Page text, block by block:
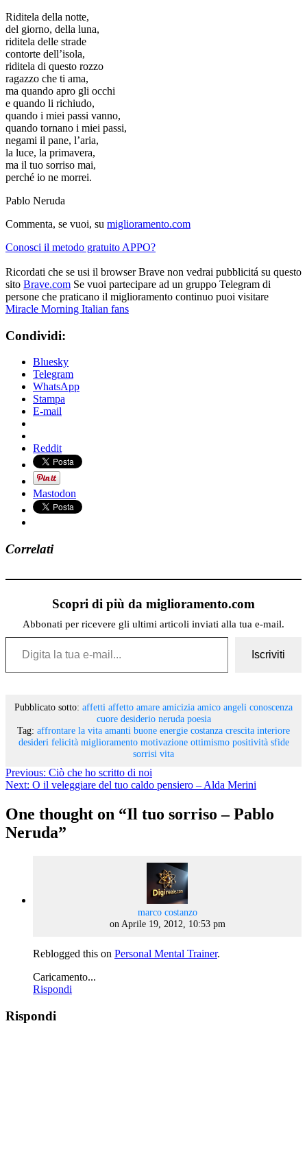
Riditela della notte,
del giorno, della luna,
riditela delle strade
contorte dell’isola,
riditela di questo rozzo
ragazzo che ti ama,
ma quando apro gli occhi
e quando li richiudo,
quando i miei passi vanno,
quando tornano i miei passi,
negami il pane, l’aria,
la luce, la primavera,
ma il tuo sorriso mai,
perché io ne morrei.
Pablo Neruda
Commenta, se vuoi, su miglioramento.com
Conosci il metodo gratuito APPO?
Ricordati che se usi il browser Brave non vedrai pubblicitá su questo
sito Brave.com Se vuoi partecipare ad un gruppo Telegram di
persone che praticano il miglioramento continuo puoi visitare
Miracle Morning Italian fans
Condividi:
Bluesky
Telegram
WhatsApp
Stampa
E-mail
Reddit
Mastodon
Correlati
Scopri di più da miglioramento.com
Abbonati per ricevere gli ultimi articoli inviati alla tua e-mail.
Digita la tua e-mail...
Iscriviti
Pubblicato sotto: affetti affetto amare amicizia amico angeli conoscenza
cuore desiderio neruda poesia
Tag: affrontare la vita amanti buone energie costanza crescita interiore
desideri felicità miglioramento motivazione ottimismo positività sfide
sorrisi vita
Previous: Ciò che ho scritto di noi
Next: O il veleggiare del tuo caldo pensiero – Alda Merini
One thought on “Il tuo sorriso – Pablo
Neruda”
marco costanzosays:
on Aprile 19, 2012, 10:53 pm
Reblogged this on Personal Mental Trainer.
Caricamento...
Rispondi
Rispondi